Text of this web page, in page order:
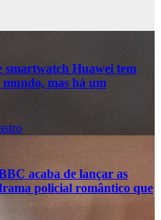
smartwatch Huawei tem
mas há um
acaba de lançar as
policial romântico que